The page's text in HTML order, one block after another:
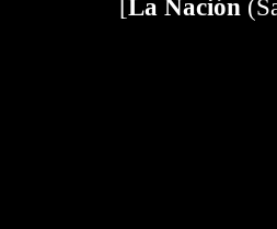
[La Nación